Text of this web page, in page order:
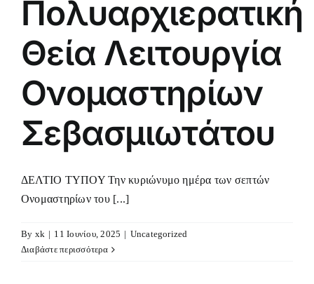
Πολυαρχιερατική
Θεία Λειτουργία
Ονομαστηρίων
Σεβασμιωτάτου
ΔΕΛΤΙΟ ΤΥΠΟΥ Την κυριώνυμο ημέρα των σεπτών
Ονομαστηρίων του [...]
By xk | 11 Ιουνίου, 2025 | Uncategorized
Διαβάστε περισσότερα